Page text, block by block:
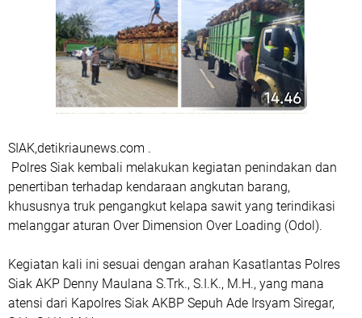
SIAK,detikriaunews.com .
Polres Siak kembali melakukan kegiatan penindakan dan
penertiban terhadap kendaraan angkutan barang,
khususnya truk pengangkut kelapa sawit yang terindikasi
melanggar aturan Over Dimension Over Loading (Odol).
Kegiatan kali ini sesuai dengan arahan Kasatlantas Polres
Siak AKP Denny Maulana S.Trk., S.I.K., M.H., yang mana
atensi dari Kapolres Siak AKBP Sepuh Ade Irsyam Siregar,